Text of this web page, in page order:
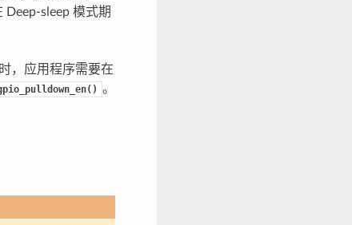
Deep-sleep 模式期
，应用程序需要在
。